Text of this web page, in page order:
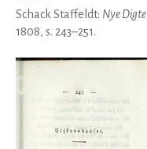
Schack Staffeldt: Nye Digte
1808, s. 243–251.